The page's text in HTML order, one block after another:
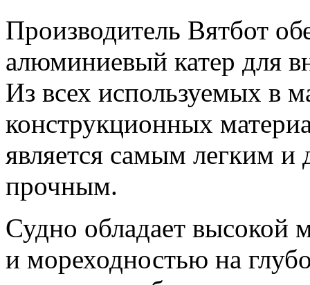
Производитель Вятбот
алюминиевый катер для
Из всех используемых в
конструкционных
является самым легким
прочным.
Судно обладает высокой
и мореходностью на